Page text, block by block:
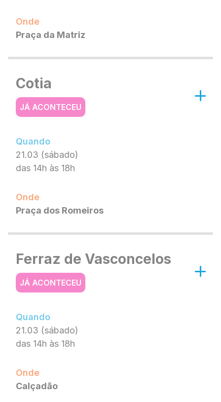
Onde
Praça da Matriz
Cotia
JÁ ACONTECEU
Quando
21.03 (sábado)
das 14h às 18h
Onde
Praça dos Romeiros
Ferraz de Vasconcelos
JÁ ACONTECEU
Quando
21.03 (sábado)
das 14h às 18h
Onde
Calçadão